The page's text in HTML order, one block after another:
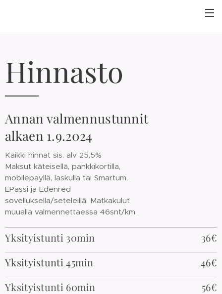
Hinnasto
Annan valmennustunnit
alkaen 1.9.2024
Kaikki hinnat sis. alv 25,5%
Maksut käteisellä, pankkikortilla,
mobilepayllä, laskulla tai Smartum,
EPassi ja Edenred
sovelluksella/seteleillä. Matkakulut
muualla valmennettaessa 46snt/km.
Yksityistunti 30min
36€
Yksityistunti 45min
46€
Yksityistunti 60min
56€